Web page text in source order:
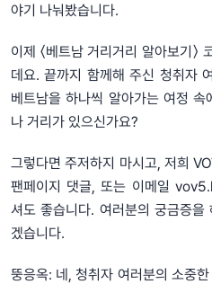
야기 나눠봤습니다.
이제 〈베트남 거리거리 알아보기
데요. 끝까지 함께해 주신 청취자
베트남을 하나씩 알아가는 여정
나 거리가 있으신가요?
그렇다면 주저하지 마시고, 저희
팬페이지 댓글, 또는 이메일
셔도 좋습니다. 여러분의 궁금증
겠습니다.
뚱응옥: 네, 청취자 여러분의 소중